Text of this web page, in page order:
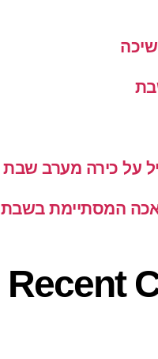
על כירה מערב שבת
המסתיימת בשבת
Recent